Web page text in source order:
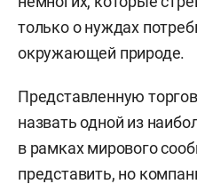
только о нуждах
окружающей природе.
Представленную
назвать одной из
в рамках мирового
представить, но